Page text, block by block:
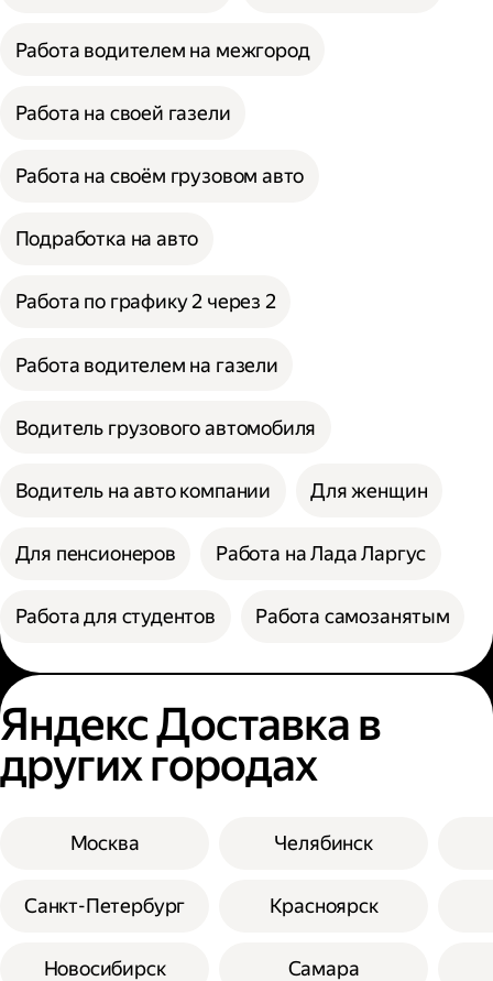
Работа водителем на межгород
Работа на своей газели
Работа на своём грузовом авто
Подработка на авто
Работа по графику 2 через 2
Работа водителем на газели
Водитель грузового автомобиля
Водитель на авто компании Для женщин
Для пенсионеров Работа на Лада Ларгус
Работа для студентов Работа самозанятым
Яндекс Доставка в
других городах
Москва
Санкт-Петербург
Новосибирск
Челябинск
Красноярск
Самара